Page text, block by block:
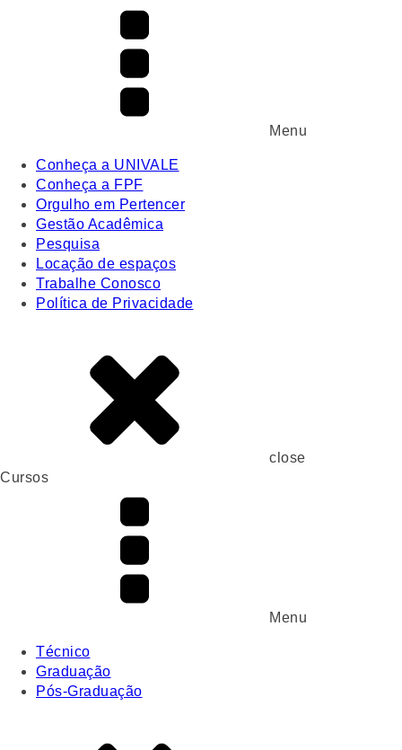
Menu
Conheça a UNIVALE
Conheça a FPF
Orgulho em Pertencer
Gestão Acadêmica
Pesquisa
Locação de espaços
Trabalhe Conosco
Política de Privacidade
close
Cursos
Menu
Técnico
Graduação
Pós-Graduação